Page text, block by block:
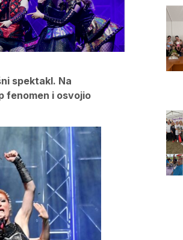
spektakl. Na
fenomen i osvojio